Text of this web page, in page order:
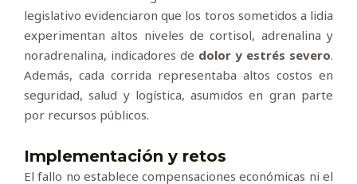
legislativo evidenciaron que los toros sometidos a lidia
experimentan altos niveles de cortisol, adrenalina y
noradrenalina, indicadores de dolor y estrés severo.
Además, cada corrida representaba altos costos en
seguridad, salud y logística, asumidos en gran parte
por recursos públicos.
Implementación y retos
El fallo no establece compensaciones económicas ni el